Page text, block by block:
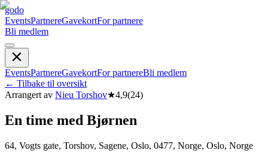
godo
EventsPartnereGavekortFor partnere
Bli medlem
EventsPartnereGavekortFor partnereBli medlem
← Tilbake til oversikt
Arrangert av Nieu Torshov★4,9(24)
En time med Bjørnen
64, Vogts gate, Torshov, Sagene, Oslo, 0477, Norge, Oslo, Norge